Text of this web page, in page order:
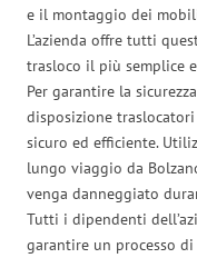
e il montaggio dei
L’azienda offre tutti
trasloco il più semplice
Per garantire la
disposizione
sicuro ed efficiente.
lungo viaggio da
venga danneggiato
Tutti i dipendenti
garantire un processo